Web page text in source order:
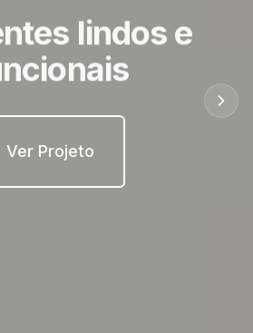
transforma
Ver Projeto